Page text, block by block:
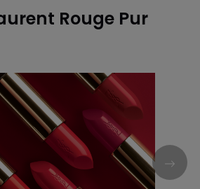
Rouge Pur